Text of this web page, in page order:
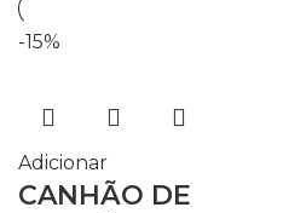
-15%
Adicionar
CANHÃO DE